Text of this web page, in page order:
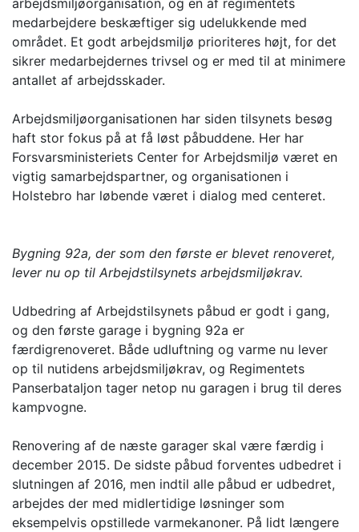
arbejdsmiljøorganisation, og en af regimentets
medarbejdere beskæftiger sig udelukkende med
området. Et godt arbejdsmiljø prioriteres højt, for det
sikrer medarbejdernes trivsel og er med til at minimere
antallet af arbejdsskader.
Arbejdsmiljøorganisationen har siden tilsynets besøg
haft stor fokus på at få løst påbuddene. Her har
Forsvarsministeriets Center for Arbejdsmiljø været en
vigtig samarbejdspartner, og organisationen i
Holstebro har løbende været i dialog med centeret.
Bygning 92a, der som den første er blevet renoveret,
lever nu op til Arbejdstilsynets arbejdsmiljøkrav.
Udbedring af Arbejdstilsynets påbud er godt i gang,
og den første garage i bygning 92a er
færdigrenoveret. Både udluftning og varme nu lever
op til nutidens arbejdsmiljøkrav, og Regimentets
Panserbataljon tager netop nu garagen i brug til deres
kampvogne.
Renovering af de næste garager skal være færdig i
december 2015. De sidste påbud forventes udbedret i
slutningen af 2016, men indtil alle påbud er udbedret,
arbejdes der med midlertidige løsninger som
eksempelvis opstillede varmekanoner. På lidt længere